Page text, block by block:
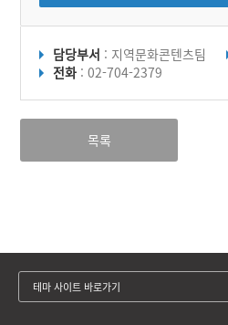
담당부서 : 지역문화콘텐츠팀
전화 : 02-704-2379
목록
테마 사이트 바로가기